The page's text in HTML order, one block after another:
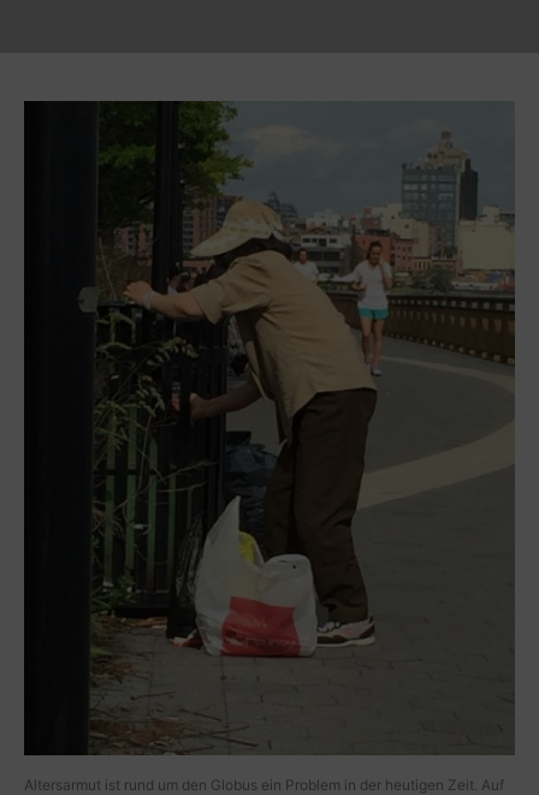
Altersarmut ist rund um den Globus ein Problem in der heutigen Zeit. Auf